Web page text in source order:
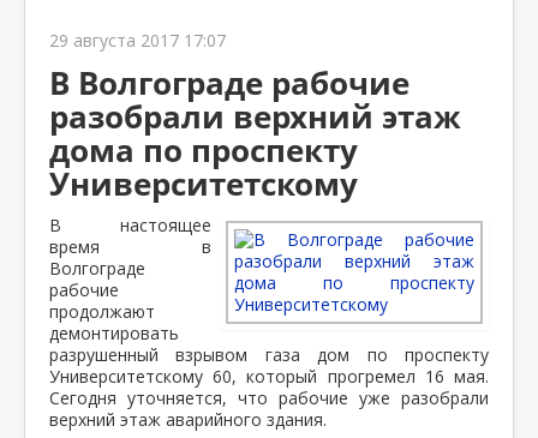
29 августа 2017 17:07
В Волгограде рабочие
разобрали верхний этаж
дома по проспекту
Университетскому
В настоящее
время в
Волгограде
рабочие
продолжают
демонтировать
разрушенный взрывом газа дом по проспекту
Университетскому 60, который прогремел 16 мая.
Сегодня уточняется, что рабочие уже разобрали
верхний этаж аварийного здания.